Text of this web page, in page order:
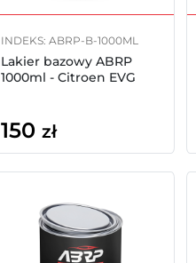
INDEKS: ABRP-B-1000ML
Lakier bazowy ABRP
1000ml - Citroen EVG
150 zł